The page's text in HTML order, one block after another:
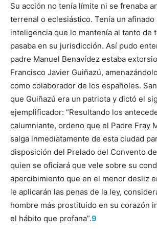
Su acción no tenía límite ni se frenaba
terrenal o eclesiástico. Tenía un
inteligencia que lo mantenía al tanto de
pasaba en su jurisdicción. Así pudo
padre Manuel Benavídez estaba
Francisco Javier Guiñazú,
como colaborador de los españoles.
que Guiñazú era un patriota y dictó el
ejemplificador: “Resultando los
calumniante, ordeno que el Padre Fray
salga inmediatamente de esta ciudad
disposición del Prelado del Convento
quien se oficiará que vele sobre su
apercibimiento que en el menor desliz
le aplicarán las penas de la ley,
hombre más prostituido en su corazón
el hábito que profana”.9